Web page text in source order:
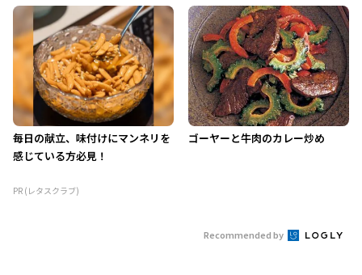
毎日の献立、味付けにマンネリを
感じている方必見！
PR (レタスクラブ)
ゴーヤーと牛肉のカレー炒め
Recommended by